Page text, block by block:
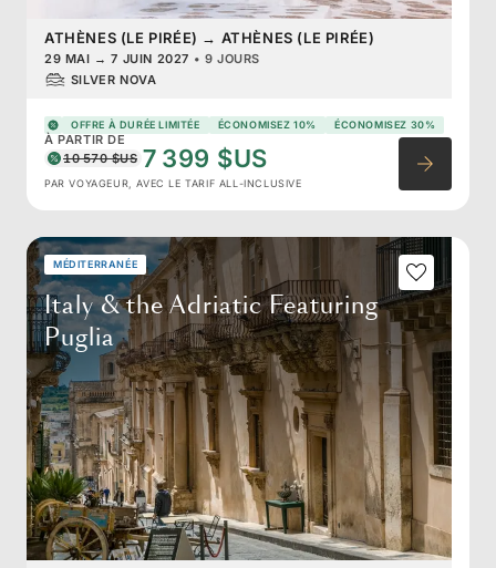
ATHÈNES (LE PIRÉE) → ATHÈNES (LE PIRÉE)
29 MAI → 7 JUIN 2027 • 9 JOURS
SILVER NOVA
OFFRE À DURÉE LIMITÉE ÉCONOMISEZ 10% ÉCONOMISEZ 30%
À PARTIR DE
10 570 $US 7 399 $US
PAR VOYAGEUR, AVEC LE TARIF ALL-INCLUSIVE
MÉDITERRANÉE
Italy & the Adriatic Featuring
Puglia